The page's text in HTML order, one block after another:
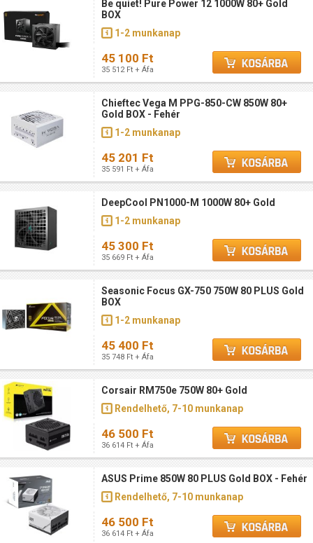
Be quiet! Pure Power 12 1000W 80+ Gold
BOX
1-2 munkanap
45 100 Ft
35 512 Ft + Áfa
Chieftec Vega M PPG-850-CW 850W 80+
Gold BOX - Fehér
1-2 munkanap
45 201 Ft
35 591 Ft + Áfa
DeepCool PN1000-M 1000W 80+ Gold
1-2 munkanap
45 300 Ft
35 669 Ft + Áfa
Seasonic Focus GX-750 750W 80 PLUS Gold
BOX
1-2 munkanap
45 400 Ft
35 748 Ft + Áfa
Corsair RM750e 750W 80+ Gold
Rendelhető, 7-10 munkanap
46 500 Ft
36 614 Ft + Áfa
ASUS Prime 850W 80 PLUS Gold BOX - Fehér
Rendelhető, 7-10 munkanap
46 500 Ft
36 614 Ft + Áfa